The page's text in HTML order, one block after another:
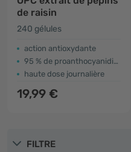
de raisin
240 gélules
action antioxydante
95 % de proanthocyanidines (OPC)
haute dose journalière
19,99 €
FILTRE